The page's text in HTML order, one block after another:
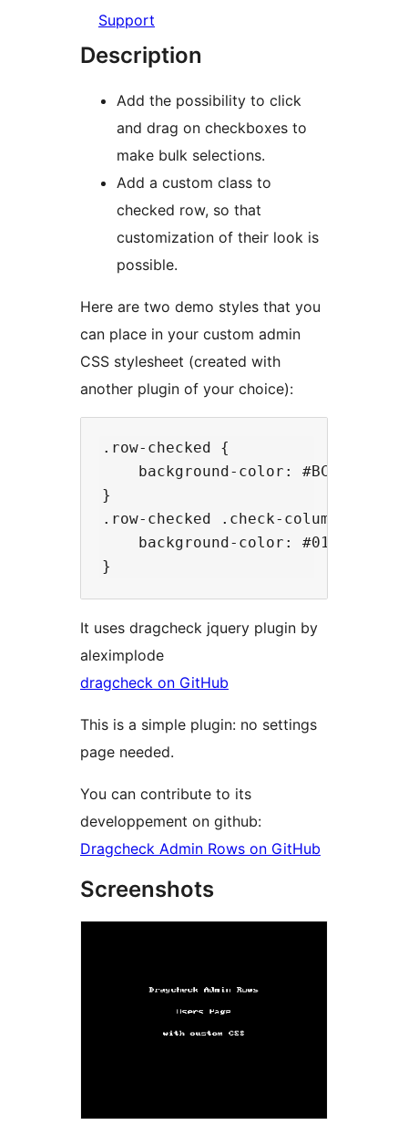
Support
Description
Add the possibility to click
and drag on checkboxes to
make bulk selections.
Add a custom class to
checked row, so that
customization of their look is
possible.
Here are two demo styles that you
can place in your custom admin
CSS stylesheet (created with
another plugin of your choice):
.row-checked {
background-color:
}
.row-checked .check-column {
background-color:
It uses dragcheck jquery plugin by
aleximplode
dragcheck on GitHub
This is a simple plugin: no settings
page needed.
You can contribute to its
developpement on github:
Dragcheck Admin Rows on GitHub
Screenshots